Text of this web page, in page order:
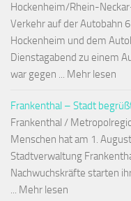
Hockenheim/Rhein-
Verkehr auf der Autobahn
Hockenheim und dem
Dienstagabend zu einem
war gegen ... Mehr lesen
Frankenthal – Stadt
Frankenthal /
Menschen hat am 1.
Stadtverwaltung
Nachwuchskräfte starten
... Mehr lesen